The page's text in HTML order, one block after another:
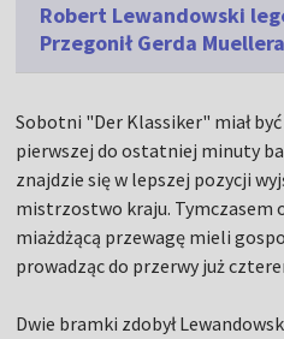
Robert Lewandowski
Przegonił Gerda Muellera
Sobotni "Der Klassiker" miał
pierwszej do ostatniej minuty
znajdzie się w lepszej pozycji
mistrzostwo kraju. Tymczasem
miażdżącą przewagę mieli
prowadząc do przerwy już
Dwie bramki zdobył